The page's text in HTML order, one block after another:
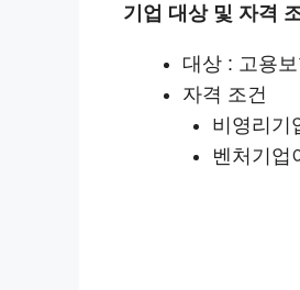
기업 대상 및 자격
대상 : 고용
자격 조건
비영리기
벤처기업